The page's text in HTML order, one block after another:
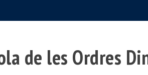
de les Ordres